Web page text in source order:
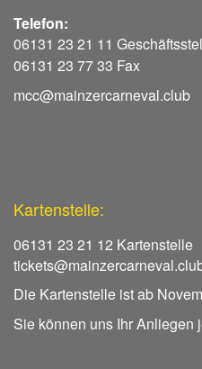
Telefon:
06131 23 21 11
06131 23 77 33 Fax
mcc@mainzercarneval.club
Kartenstelle:
06131 23 21 12 Kartenstelle
Die Kartenstelle ist ab
Sie können uns Ihr Anliegen